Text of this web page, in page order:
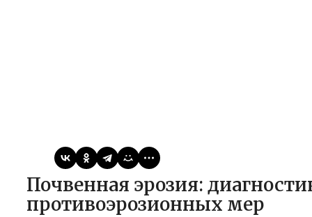
Почвенная эрозия: диагностика и система
противоэрозионных мер